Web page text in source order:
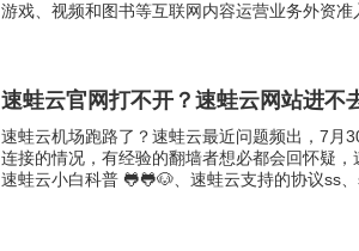
游戏、视频和图书等互联网内容运营业务外资准
速蛙云官网打不开？速蛙云网站进不
速蛙云机场跑路了？速蛙云最近问题频出，7月
连接的情况，有经验的翻墙者想必都会回怀疑
速蛙云小白科普 🐸🐸🐶、速蛙云支持的协议ss、